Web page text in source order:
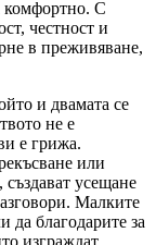
комфортно. С
честност и
в преживяване,
и двамата се
не е
е грижа.
или
усещане
Малките
да благодарите за
изграждат